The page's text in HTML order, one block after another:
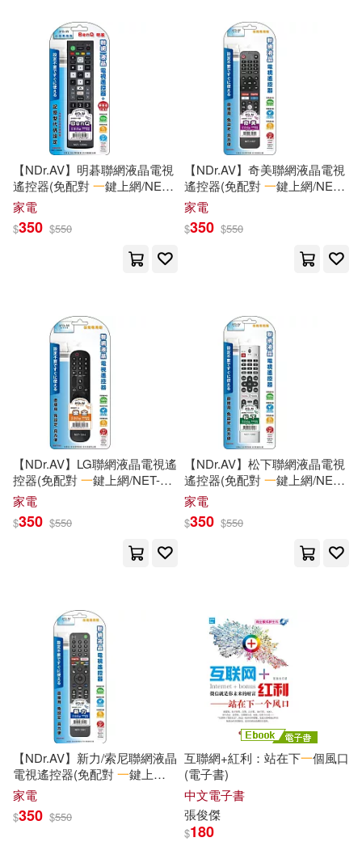
【NDr.AV】明碁聯網液晶電視
遙控器(免配對一鍵上網/NET-
1309Q)
家電
$350 $550
【NDr.AV】奇美聯網液晶電視
遙控器(免配對一鍵上網/NET-
1307)
家電
$350 $550
【NDr.AV】LG聯網液晶電視遙
控器(免配對一鍵上網/NET-
1304)
家電
$350 $550
【NDr.AV】松下聯網液晶電視
遙控器(免配對一鍵上網/NET-
1302)
家電
$350 $550
【NDr.AV】新力/索尼聯網液晶
電視遙控器(免配對一鍵上
網/NET-1301)
家電
$350 $550
互聯網+紅利：站在下一個風口
(電子書)
中文電子書
張俊傑
$180